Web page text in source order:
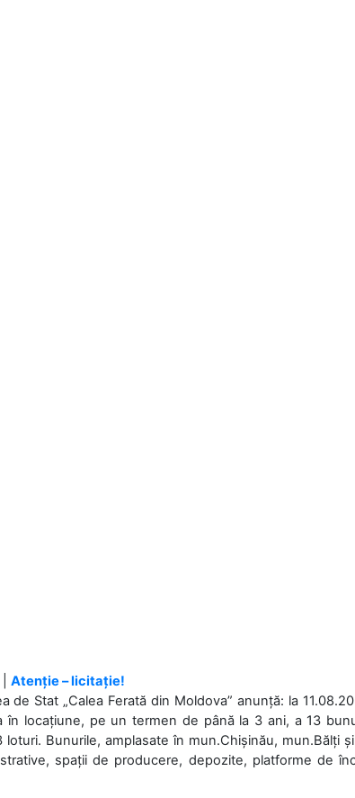
Atenție – licitație!
de Stat „Calea Ferată din Moldova” anunță: la
în locațiune, pe un termen de până la 3 ani, a 13
loturi. Bunurile, amplasate în mun.Chișinău, mun.Bălți
spații de producere, depozite, platforme de